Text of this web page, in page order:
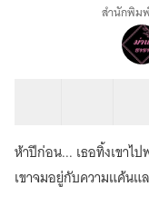
สำนักพิม
ห้าปีก่อน... เธอทิ้งเขาไ
เขาจมอยู่กับความแค้น